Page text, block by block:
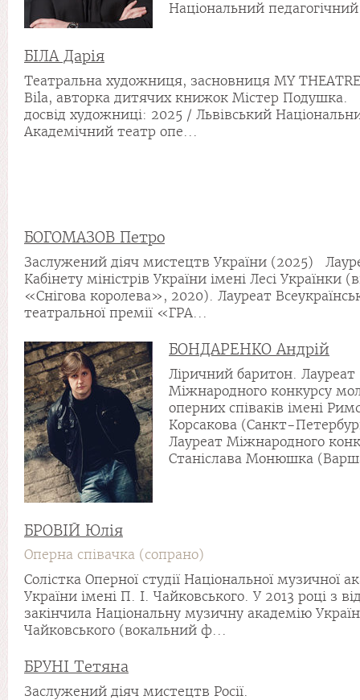
Національний
БІЛА Дарія
Театральна художниця, засновниця MY
Bila, авторка дитячих книжок Містер Подушка.
досвід художниці: 2025 / Львівський
Академічний театр опе...
БОГОМАЗОВ Петро
Заслужений діяч мистецтв України (2025)
Кабінету міністрів України імені Лесі Українки
«Снігова королева», 2020). Лауреат
театральної премії «ГРА...
БОНДАРЕНКО Андрій
Ліричний баритон. Лауреат
Міжнародного конкурсу
оперних співаків імені
Корсакова (Санкт-
Лауреат Міжнародного
Станіслава Монюшка
БРОВІЙ Юлія
Оперна співачка (сопрано)
Солістка Оперної студії Національної музичної
України імені П. І. Чайковського. У 2013 році з
закінчила Національну музичну академію
Чайковського (вокальний ф...
БРУНІ Тетяна
Заслужений діяч мистецтв Росії.